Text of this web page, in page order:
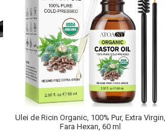
Ulei de Ricin Organic, 100% Pur, Extra Virgin,
Fara Hexan, 60 ml